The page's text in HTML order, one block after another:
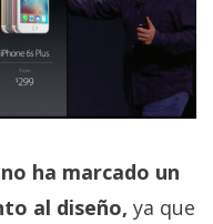
no ha marcado un
al diseño, ya que